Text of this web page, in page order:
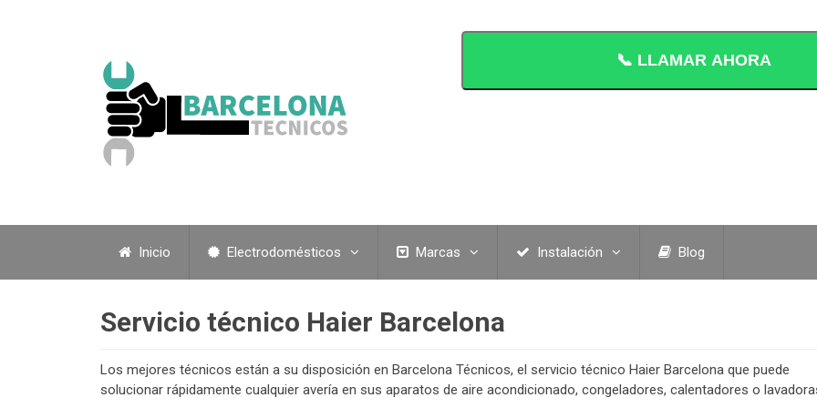
📞 LLAMAR AHORA
Inicio Electrodomésticos Marcas Instalación Blog
Servicio técnico Haier Barcelona
Los mejores técnicos están a su disposición en Barcelona Técnicos, el servicio técnico Haier Barcelona que puede
solucionar rápidamente cualquier avería en sus aparatos de aire acondicionado, congeladores, calentadores o